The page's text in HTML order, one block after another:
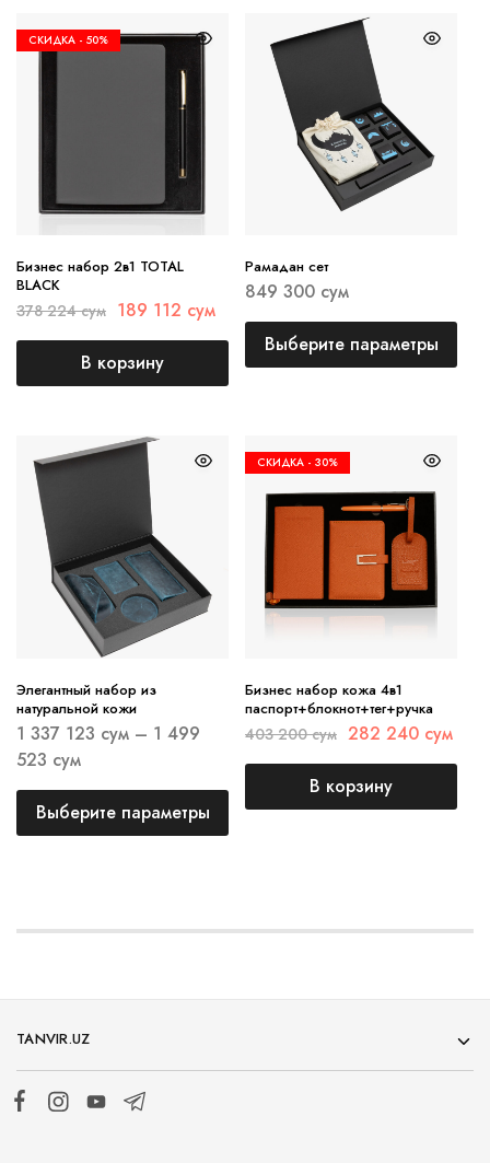
СКИДКА - 50%
Бизнес набор 2в1 TOTAL
BLACK
378 224сум 189 112 сум
В корзину
Рамадан сет
849 300 сум
Выберите параметры
Элегантный набор из
натуральной кожи
1 337 123 сум – 1 499
523 сум
Выберите параметры
СКИДКА - 30%
Бизнес набор кожа 4в1
паспорт+блокнот+тег+ручка
403 200сум 282 240 сум
В корзину
TANVIR.UZ